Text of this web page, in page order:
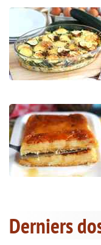
Derniers